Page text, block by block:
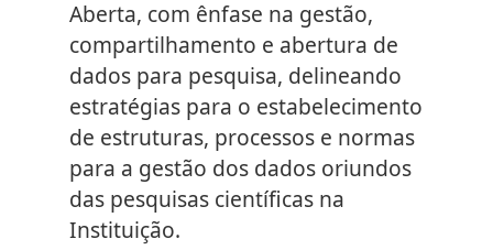
Aberta, com ênfase na gestão,
compartilhamento e abertura de
dados para pesquisa, delineando
estratégias para o estabelecimento
de estruturas, processos e normas
para a gestão dos dados oriundos
das pesquisas científicas na
Instituição.